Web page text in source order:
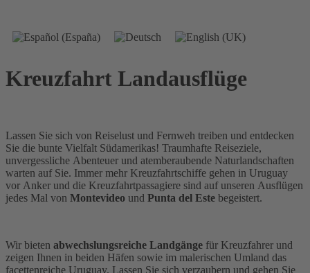
Kreuzfahrt Landausflüge
Lassen Sie sich von Reiselust und Fernweh treiben und entdecken
Sie die bunte Vielfalt Südamerikas! Traumhafte Reiseziele,
unvergessliche Abenteuer und atemberaubende Naturlandschaften
warten auf Sie. Immer mehr Kreuzfahrtschiffe gehen in Uruguay
vor Anker und die Kreuzfahrtpassagiere sind auf unseren Ausflügen
jedes Mal von Montevideo und Punta del Este begeistert.
Wir bieten abwechslungsreiche Landgänge für Kreuzfahrer und
zeigen Ihnen in beiden Häfen sowie im malerischen Umland das
facettenreiche Uruguay. Lassen Sie sich verzaubern und gehen Sie